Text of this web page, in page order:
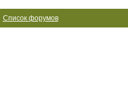
Список форумов